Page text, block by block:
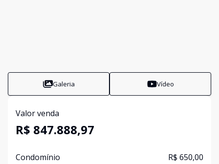
Galeria Vídeo
Valor venda
R$ 847.888,97
Condomínio R$ 650,00